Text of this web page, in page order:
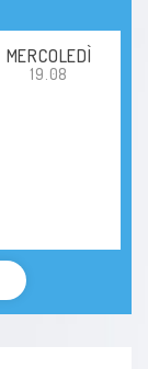
MERCOLEDÌ
19.08